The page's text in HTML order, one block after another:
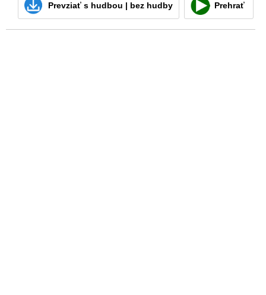
Prevziať s hudbou | bez hudby Prehrať